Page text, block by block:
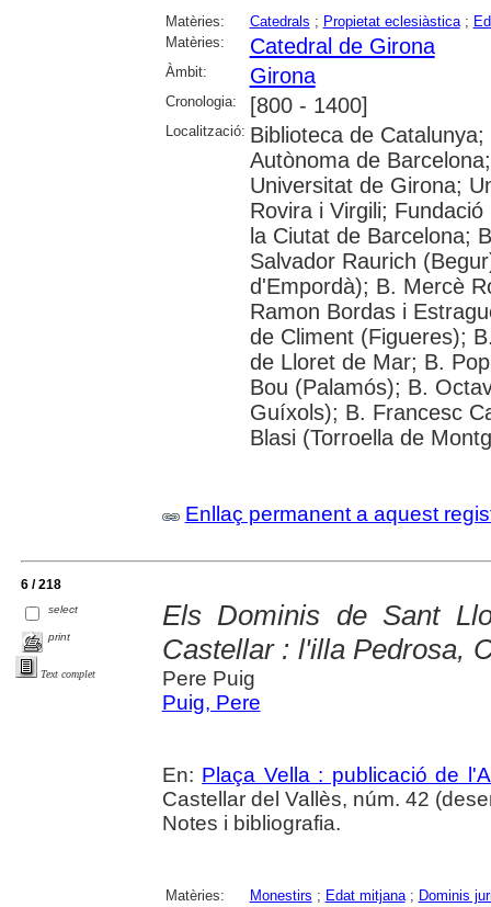
Matèries: Catedrals ; Propietat eclesiàstica;
Matèries:
Catedral de Girona
Àmbit: Girona
Cronologia: [800 - 1400]
Localització: Biblioteca de
Autònoma de
Universitat de Girona;
Rovira i Virgili;
la Ciutat de Barcelona;
Salvador Raurich
d'Empordà); B. Mercè
Ramon Bordas i
de Climent (Figueres);
de Lloret de Mar; B.
Bou (Palamós); B.
Guíxols); B. Francesc
Blasi (Torroella de
Enllaç permanent a aquest
6 / 218
select
print
Text complet
Els Dominis de Sant
Castellar : l'illa Pedrosa,
Pere Puig
Puig, Pere
En: Plaça Vella : publicació de
Castellar del Vallès, núm. 42
Notes i bibliografia.
Matèries: Monestirs ; Edat mitjana; Dominis